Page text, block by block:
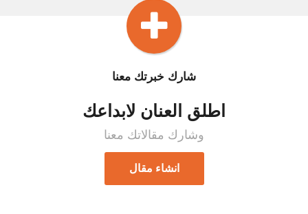
شارك خبرتك معنا
اطلق العنان لابداعك
وشارك مقالاتك معنا
انشاء مقال